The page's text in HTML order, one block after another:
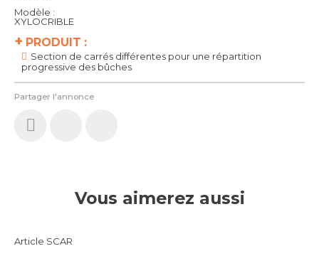
+ PRODUIT :
Section de carrés différentes pour une répartition
progressive des bûches
Partager l'annonce
Modèle :
XYLOCRIBLE
Vous aimerez aussi
Article SCAR